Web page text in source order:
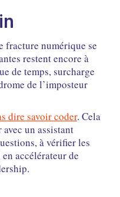
fracture numérique se
restent encore à
de temps, surcharge
de l’imposteur
dire savoir coder. Cela
un assistant
à vérifier les
accélérateur de